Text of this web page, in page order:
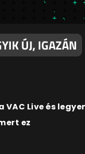
ÚJ, IGAZÁN
VAC Live és
ez